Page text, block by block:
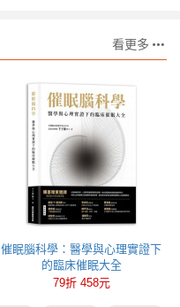
看更多
催眠腦科學：醫學與心理實證下
的臨床催眠大全
79折 458元